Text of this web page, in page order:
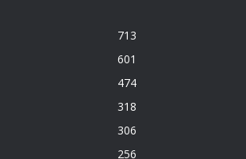
713
601
474
318
306
256